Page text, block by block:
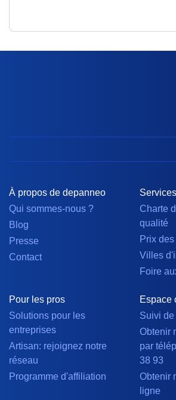
À propos de depanneo
Qui sommes-nous ?
Blog
Presse
Contact
Charte
qualité
Prix
Villes
Foire
Pour les pros
Solutions pour les
entreprises
Artisan: rejoignez notre
réseau
Programme d'affiliation
Espace
Suivi
Obtenir
par
38 93
Obtenir
ligne